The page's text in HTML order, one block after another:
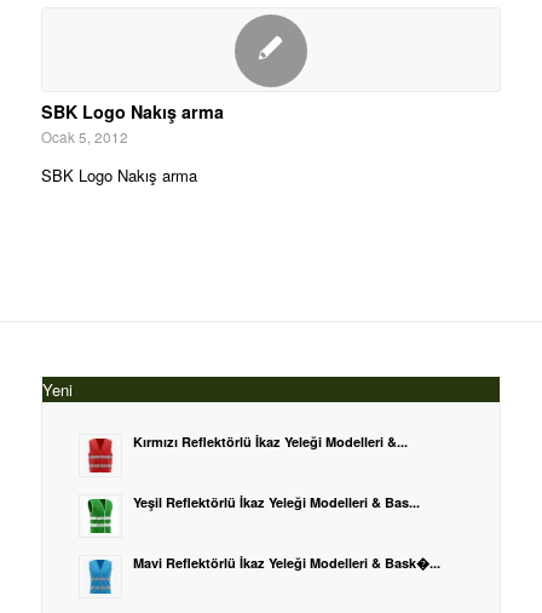
SBK Logo Nakış arma
Ocak 5, 2012
SBK Logo Nakış arma
Yeni
Kırmızı Reflektörlü İkaz Yeleği Modelleri &...
Yeşil Reflektörlü İkaz Yeleği Modelleri & Bas...
Mavi Reflektörlü İkaz Yeleği Modelleri & Bask�...